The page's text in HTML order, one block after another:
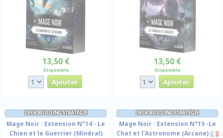
13,50 €
Disponible
13,50 €
Disponible
DECK-BUILDING STRATÉGIE
Mage Noir : Extension N°14 - Le
Chien et le Guerrier (Minéral)
DECK-BUILDING STRATÉGIE
Mage Noir : Extension N°15 -Le
Chat et l'Astronome (Arcane)